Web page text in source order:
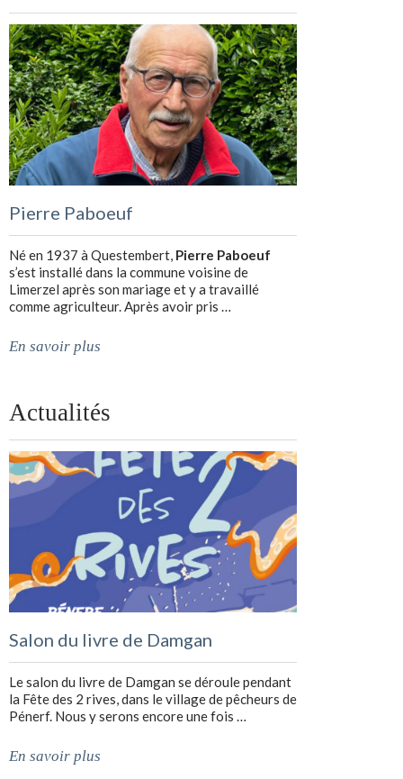
Pierre Paboeuf
Né en 1937 à Questembert, Pierre Paboeuf
s’est installé dans la commune voisine de
Limerzel après son mariage et y a travaillé
comme agriculteur. Après avoir pris …
En savoir plus
Actualités
Salon du livre de Damgan
Le salon du livre de Damgan se déroule pendant
la Fête des 2 rives, dans le village de pêcheurs de
Pénerf. Nous y serons encore une fois …
En savoir plus